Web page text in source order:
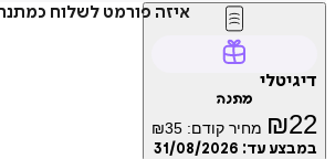
איזה פורמט לשלוח
דיגיטלי
מתנה
₪22 מחיר קודם: ₪35
במבצע עד: 31/08/2026